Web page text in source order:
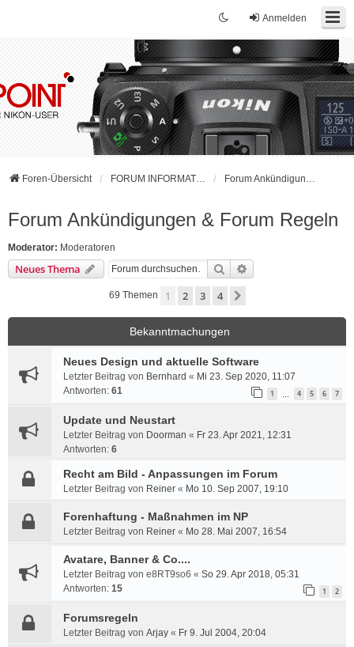
Anmelden
Foren-Übersicht FORUM INFORMATIONEN - BITTE LESEN! Forum Ankündigungen & Forum Regeln
Forum Ankündigungen & Forum Regeln
Moderator: Moderatoren
Neues Thema Suche
69 Themen 1 2 3 4
Bekanntmachungen
Neues Design und aktuelle Software
Letzter Beitrag von Bernhard « Mi 23. Sep 2020, 11:07
Antworten: 61 1 4 5 6 7
Update und Neustart
Letzter Beitrag von Doorman « Fr 23. Apr 2021, 12:31
Antworten: 6
Recht am Bild - Anpassungen im Forum
Letzter Beitrag von Reiner « Mo 10. Sep 2007, 19:10
Forenhaftung - Maßnahmen im NP
Letzter Beitrag von Reiner « Mo 28. Mai 2007, 16:54
Avatare, Banner & Co....
Letzter Beitrag von e8RT9so6 « So 29. Apr 2018, 05:31
Antworten: 15 1 2
Forumsregeln
Letzter Beitrag von Arjay « Fr 9. Jul 2004, 20:04